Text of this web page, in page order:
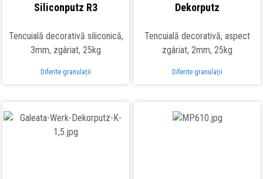
Siliconputz R3
Tencuială decorativă siliconică,
3mm, zgâriat, 25kg
Diferite granulații
Dekorputz
Tencuială decorativă, aspect
zgâriat, 2mm, 25kg
Diferite granulații